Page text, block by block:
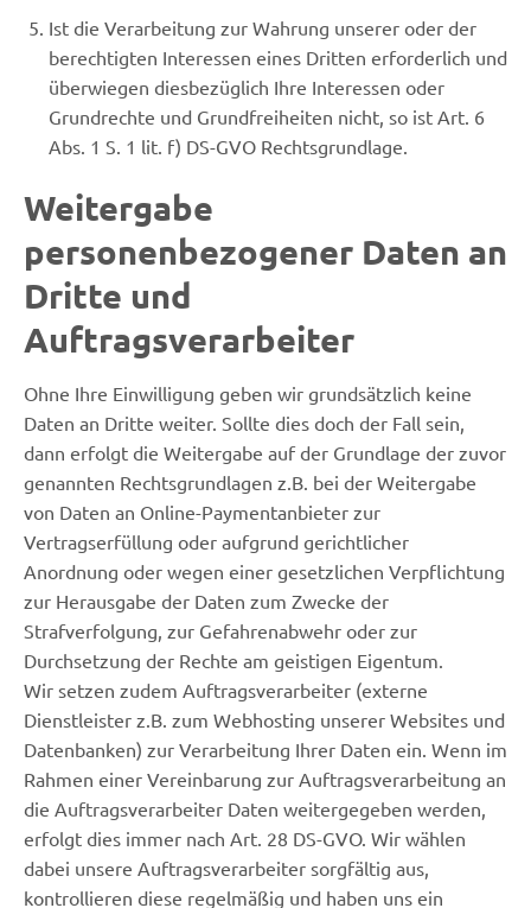
Ist die Verarbeitung zur Wahrung unserer oder der
berechtigten Interessen eines Dritten erforderlich und
überwiegen diesbezüglich Ihre Interessen oder
Grundrechte und Grundfreiheiten nicht, so ist Art. 6
Abs. 1 S. 1 lit. f) DS-GVO Rechtsgrundlage.
Weitergabe
personenbezogener Daten an
Dritte und
Auftragsverarbeiter
Ohne Ihre Einwilligung geben wir grundsätzlich keine
Daten an Dritte weiter. Sollte dies doch der Fall sein,
dann erfolgt die Weitergabe auf der Grundlage der zuvor
genannten Rechtsgrundlagen z.B. bei der Weitergabe
von Daten an Online-Paymentanbieter zur
Vertragserfüllung oder aufgrund gerichtlicher
Anordnung oder wegen einer gesetzlichen Verpflichtung
zur Herausgabe der Daten zum Zwecke der
Strafverfolgung, zur Gefahrenabwehr oder zur
Durchsetzung der Rechte am geistigen Eigentum.
Wir setzen zudem Auftragsverarbeiter (externe
Dienstleister z.B. zum Webhosting unserer Websites und
Datenbanken) zur Verarbeitung Ihrer Daten ein. Wenn im
Rahmen einer Vereinbarung zur Auftragsverarbeitung an
die Auftragsverarbeiter Daten weitergegeben werden,
erfolgt dies immer nach Art. 28 DS-GVO. Wir wählen
dabei unsere Auftragsverarbeiter sorgfältig aus,
kontrollieren diese regelmäßig und haben uns ein